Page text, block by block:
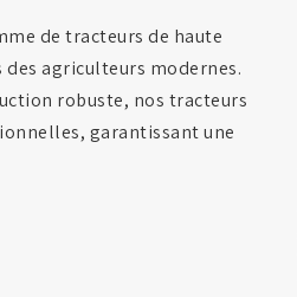
de tracteurs de haute
agriculteurs modernes.
robuste, nos tracteurs
garantissant une